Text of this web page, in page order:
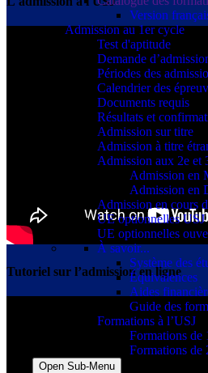
Version
Admission au 1er cycle
Test d'aptitude
Demande
Périodes des
Calendrier des
Documents requis
Résultats et
Admission sur titre
Admission à titre
Admission aux 2e et
Admission en
Admission en
Admission en cours
UE optionnelles
UE optionnelles
À savoir...
Système des
Équivalences
Aides
Guide des
Formations à l’USJ
Formations de
Formations de
Open Sub-Menu
Tutoriel sur l’admission en ligne